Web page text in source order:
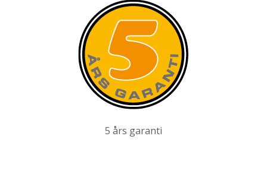
5 års garanti